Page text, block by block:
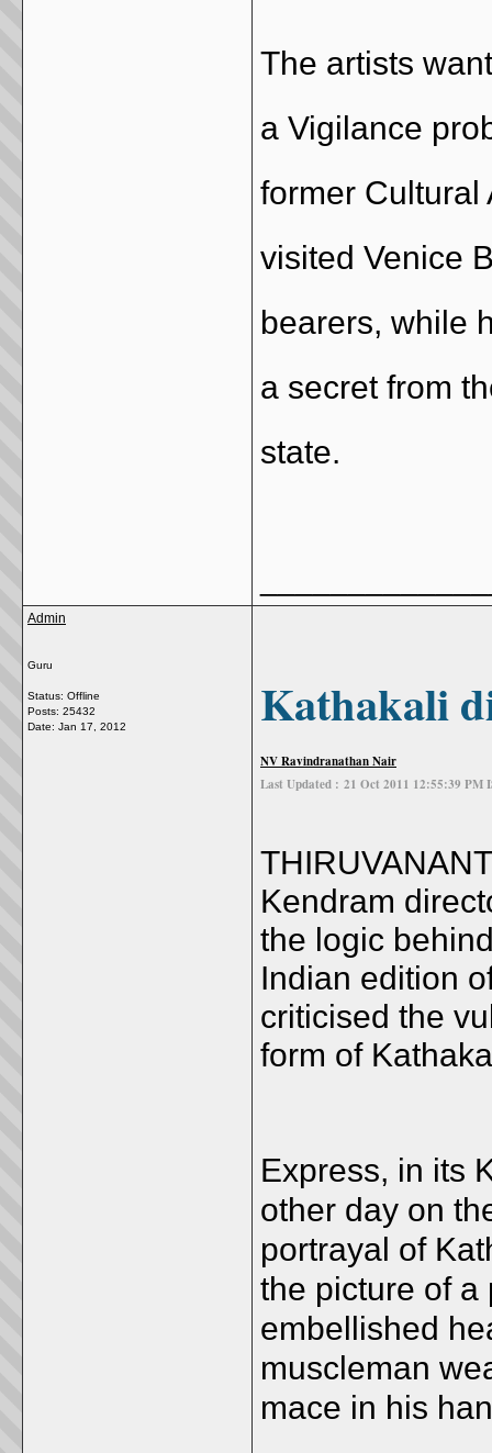
The artists
a Vigilance
former Cultural
visited Venice
bearers, while
a secret from
state.
Admin
Guru
Status: Offline
Posts: 25432
Date: Jan 17, 2012 Kathakali
NV Ravindranathan Nair
Last Updated : 21 Oct 2011 12:55:39 PM
Kendram
the logic
Indian edition
criticised the
form of
Express, in its
other day on
portrayal of
the picture of a
embellished
muscleman
mace in his